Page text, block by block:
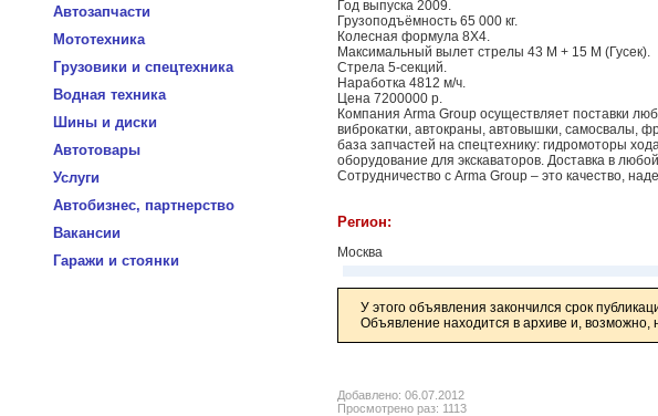
Автозапчасти
Мототехника
Грузовики и спецтехника
Водная техника
Шины и диски
Автотовары
Услуги
Автобизнес, партнерство
Вакансии
Гаражи и стоянки
Год выпуска 2009.
Грузоподъёмность 65 000 кг.
Колесная формула 8X4.
Максимальный вылет стрелы 43 M + 15 M (Гусек).
Стрела 5-секций.
Наработка 4812 м/ч.
Цена 7200000 р.
Компания Arma Group осуществляет поставки
виброкатки, автокраны, автовышки, самосвалы,
база запчастей на спецтехнику: гидромоторы
оборудование для экскаваторов. Доставка в
Сотрудничество с Arma Group – это качество,
Регион:
Москва
У этого объявления закончился срок
Объявление находится в архиве и, возможно,
Добавлено: 06.07.2012
Просмотрено раз: 1113